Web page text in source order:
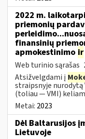
2022 m.
priemonių
finansinių
apmokestinimo ir
Web turinio sąrašas
Atsižvelgdami į
straipsnyje nurodytą
(toliau — VMI)
Metai: 2023
Dėl Baltarusijos
Lietuvoje